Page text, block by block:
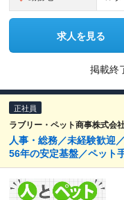
求人を見る
掲載終
正社員
ラブリー・ペット商事株式会
人事・総務／未経験歓迎
56年の安定基盤／ペット